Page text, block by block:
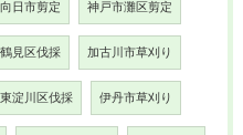
向日市剪定 神戸市灘区剪定
鶴見区伐採 加古川市草刈り
東淀川区伐採 伊丹市草刈り